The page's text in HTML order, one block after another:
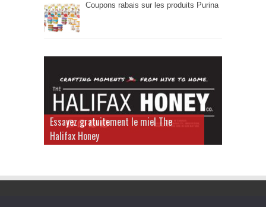
Coupons rabais sur les produits Purina
Essayez gratuitement le miel The
Halifax Honey